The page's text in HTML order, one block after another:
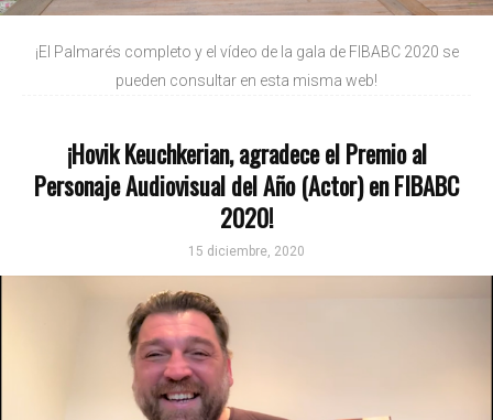
¡El Palmarés completo y el vídeo de la gala de FIBABC 2020 se
pueden consultar en esta misma web!
¡Hovik Keuchkerian, agradece el Premio al
Personaje Audiovisual del Año (Actor) en FIBABC
2020!
15 diciembre, 2020